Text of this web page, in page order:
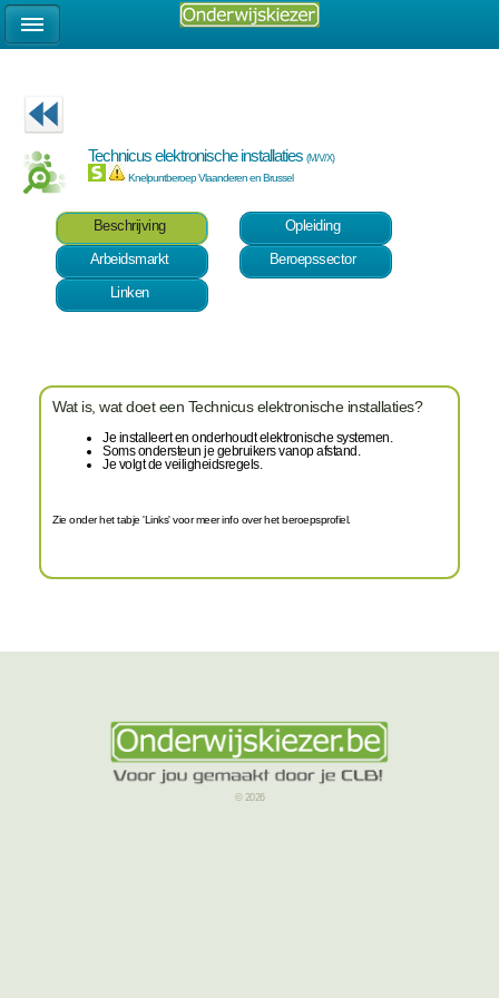
Technicus elektronische installaties(M/V/X)
Knelpuntberoep Vlaanderen en Brussel
Beschrijving
Opleiding
Arbeidsmarkt
Beroepssector
Linken
Wat is, wat doet een Technicus elektronische installaties?
Je installeert en onderhoudt elektronische systemen.
Soms ondersteun je gebruikers vanop afstand.
Je volgt de veiligheidsregels.
Zie onder het tabje 'Links' voor meer info over het beroepsprofiel.
© 2026